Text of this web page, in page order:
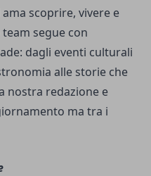
scoprire, vivere e
segue con
dagli eventi culturali
alle storie che
nostra redazione e
ma tra i